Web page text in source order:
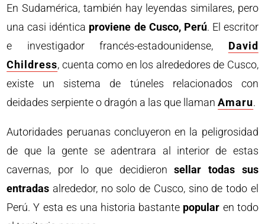
En Sudamérica, también hay leyendas similares, pero
una casi idéntica proviene de Cusco, Perú. El escritor
e investigador francés-estadounidense, David
Childress, cuenta como en los alrededores de Cusco,
existe un sistema de túneles relacionados con
deidades serpiente o dragón a las que llamanAmaru.
Autoridades peruanas concluyeron en la peligrosidad
de que la gente se adentrara al interior de estas
cavernas, por lo que decidieronsellar todas sus
entradas alrededor, no solo de Cusco, sino de todo el
Perú. Y esta es una historia bastante popular en todo